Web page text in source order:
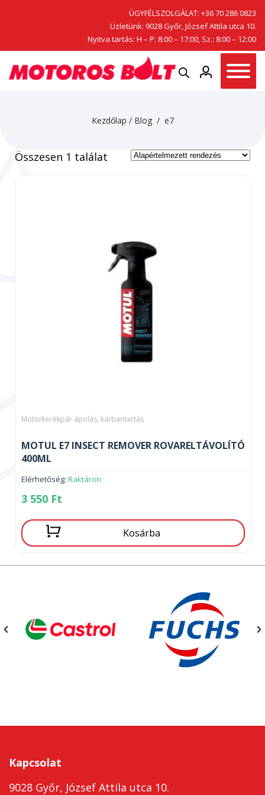
ÜGYFÉLSZOLGÁLAT: +36 70 286 0823
Üzletünk: 9028 Győr, József Attila utca 10.
Nyitva tartás: H – P: 8:00 – 17:00, Sz.: 8:00 – 12:00
Kezdőlap / Blog/ e7
Összesen 1 találat
Motorkerékpár ápolás, karbantartás
MOTUL E7 INSECT REMOVER ROVARELTÁVOLÍTÓ
400ML
Elérhetőség: Raktáron
3 550 Ft
Kosárba
Kapcsolat
9028 Győr, József Attila utca 10.